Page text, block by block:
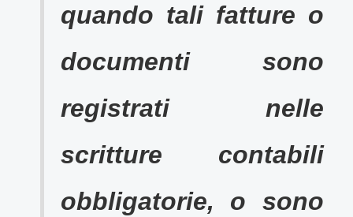
quando tali fatture o
documenti sono
registrati nelle
scritture contabili
obbligatorie, o sono